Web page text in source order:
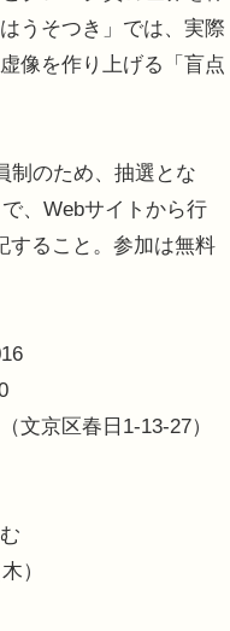
うそつき」では、実際
像を作り上げる「盲点
制のため、抽選とな
、Webサイトから行
すること。参加は無料
文京区春日1-13-27）
）